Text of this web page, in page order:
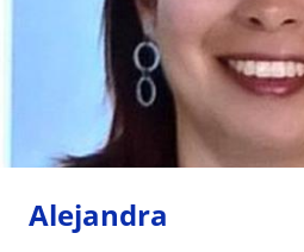
Alejandra